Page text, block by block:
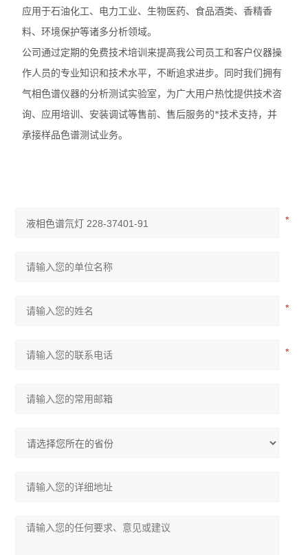
应用于石油化工、电力工业、生物医药、食品酒类、香精香
料、环境保护等诸多分析领域。
公司通过定期的免费技术培训来提高我公司员工和客户仪器操
作人员的专业知识和技术水平，不断追求进步。同时我们拥有
气相色谱仪器的分析测试实验室，为广大用户热忱提供技术咨
询、应用培训、安装调试等售前、售后服务的*技术支持，并
承接样品色谱测试业务。